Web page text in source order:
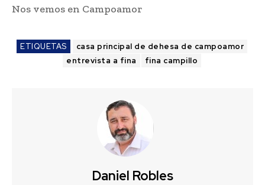
Nos vemos en Campoamor
ETIQUETAS
casa principal de dehesa de campoamor
entrevista a fina
fina campillo
Daniel Robles